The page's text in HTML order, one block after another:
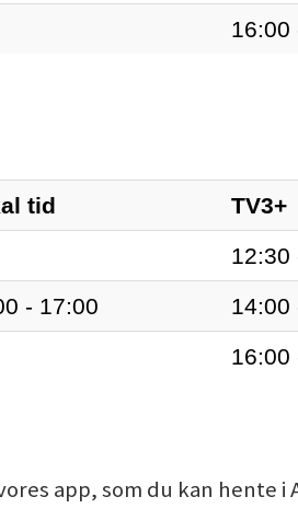
16:00
tid
TV3+
12:30
- 17:00
14:00
16:00
app, som du kan hente i